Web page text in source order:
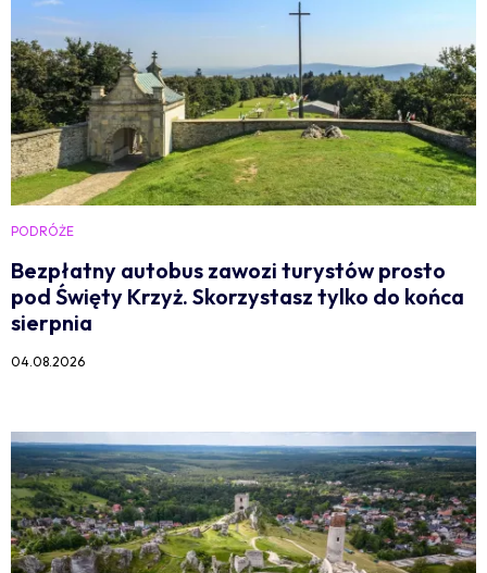
PODRÓŻE
Bezpłatny autobus zawozi turystów prosto
pod Święty Krzyż. Skorzystasz tylko do końca
sierpnia
04.08.2026